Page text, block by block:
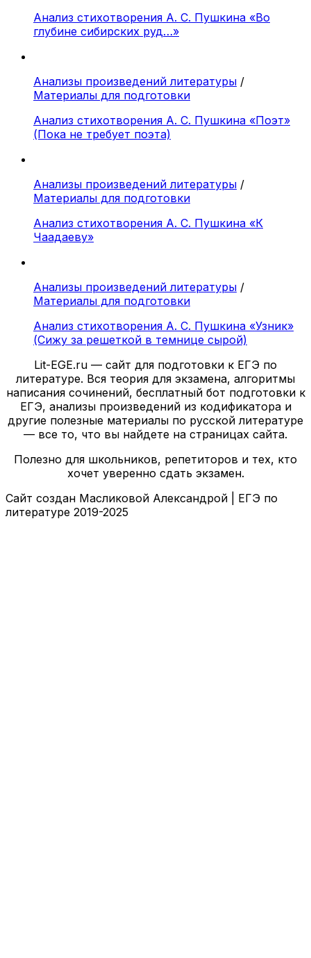
Анализ стихотворения А. С. Пушкина «Во
глубине сибирских руд…»
Анализы произведений литературы /
Материалы для подготовки
Анализ стихотворения А. С. Пушкина «Поэт»
(Пока не требует поэта)
Анализы произведений литературы /
Материалы для подготовки
Анализ стихотворения А. С. Пушкина «К
Чаадаеву»
Анализы произведений литературы /
Материалы для подготовки
Анализ стихотворения А. С. Пушкина «Узник»
(Сижу за решеткой в темнице сырой)
Lit-EGE.ru — сайт для подготовки к ЕГЭ по
литературе. Вся теория для экзамена, алгоритмы
написания сочинений, бесплатный бот подготовки к
ЕГЭ, анализы произведений из кодификатора и
другие полезные материалы по русской литературе
— все то, что вы найдете на страницах сайта.
Полезно для школьников, репетиторов и тех, кто
хочет уверенно сдать экзамен.
Сайт создан Масликовой Александрой | ЕГЭ по
литературе 2019-2025